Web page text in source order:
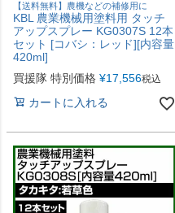
【送料無料】農機などの補修用に
KBL 農業機械用塗料用 タッチ
アップスプレー KG0307S 12本
セット [コバシ：レッド][内容量
420ml]
買援隊 特別価格 ¥17,556税込
カートに入れる